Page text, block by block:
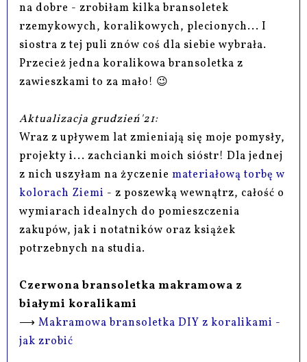
na dobre - zrobiłam kilka bransoletek
rzemykowych, koralikowych, plecionych... I
siostra z tej puli znów coś dla siebie wybrała.
Przecież jedna koralikowa bransoletka z
zawieszkami to za mało! 😉
Aktualizacja grudzień'21:
Wraz z upływem lat zmieniają się moje pomysły,
projekty i... zachcianki moich sióstr! Dla jednej
z nich uszyłam na życzeniemateriałową torbę w
kolorach Ziemi - z poszewką wewnątrz, całość o
wymiarach idealnych do pomieszczenia
zakupów, jak i notatników oraz książek
potrzebnych na studia.
Czerwona bransoletka makramowa z
białymi koralikami
⟶Makramowa bransoletka DIY z koralikami -
jak zrobić